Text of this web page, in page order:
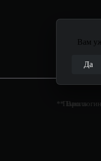
* Ваш
* Пароль
Вам
Да